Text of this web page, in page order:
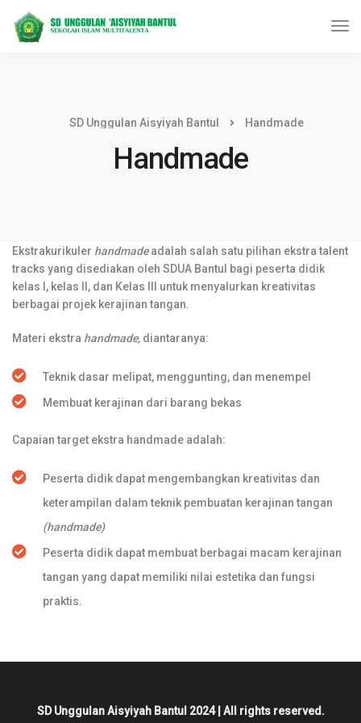
SD Unggulan Aisyiyah Bantul Handmade
Handmade
Ekstrakurikuler handmadeadalah salah satu pilihan ekstra talent
tracks yang disediakan oleh SDUA Bantul bagi peserta didik
kelas I, kelas II, dan Kelas III untuk menyalurkan kreativitas
berbagai projek kerajinan tangan.
Materi ekstra handmade, diantaranya:
Teknik dasar melipat, menggunting, dan menempel
Membuat kerajinan dari barang bekas
Capaian target ekstra handmade adalah:
Peserta didik dapat mengembangkan kreativitas dan
keterampilan dalam teknik pembuatan kerajinan tangan
(handmade)
Peserta didik dapat membuat berbagai macam kerajinan
tangan yang dapat memiliki nilai estetika dan fungsi
praktis.
SD Unggulan Aisyiyah Bantul 2024 | All rights reserved.